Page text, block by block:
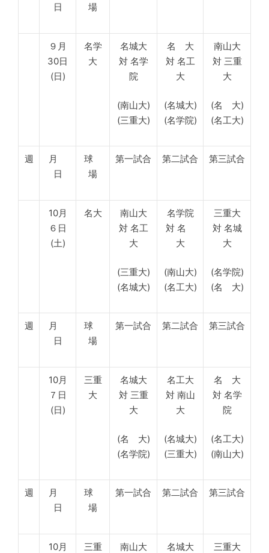
日
場
９月
30日
(日)
名学
大
名城大
対 名学
院
(南山大)
(三重大)
名 大
対 名工
大
(名城大)
(名学院)
南山大
対 三重
大
(名 大)
(名工大)
週
月
日
球
場
第一試合 第二試合 第三試合
10月
６日
(土)
名大
南山大
対 名工
大
(三重大)
(名城大)
名学院
対 名
大
(南山大)
(名工大)
三重大
対 名城
大
(名学院)
(名 大)
週
月
日
球
場
第一試合 第二試合 第三試合
10月
７日
(日)
三重
大
名城大
対 三重
大
(名 大)
(名学院)
名工大
対 南山
大
(名城大)
(三重大)
名 大
対 名学
院
(名工大)
(南山大)
週
月
日
球
場
第一試合 第二試合 第三試合
10月
三重
南山大
名城大
三重大